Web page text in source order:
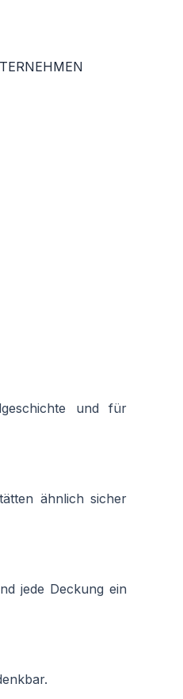
und für
ähnlich sicher
jede Deckung ein